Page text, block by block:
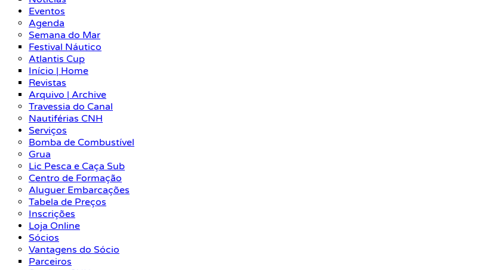
Eventos
Agenda
Semana do Mar
Festival Náutico
Atlantis Cup
Início | Home
Revistas
Arquivo | Archive
Travessia do Canal
Nautiférias CNH
Serviços
Bomba de Combustível
Grua
Lic Pesca e Caça Sub
Centro de Formação
Aluguer Embarcações
Tabela de Preços
Inscrições
Loja Online
Sócios
Vantagens do Sócio
Parceiros